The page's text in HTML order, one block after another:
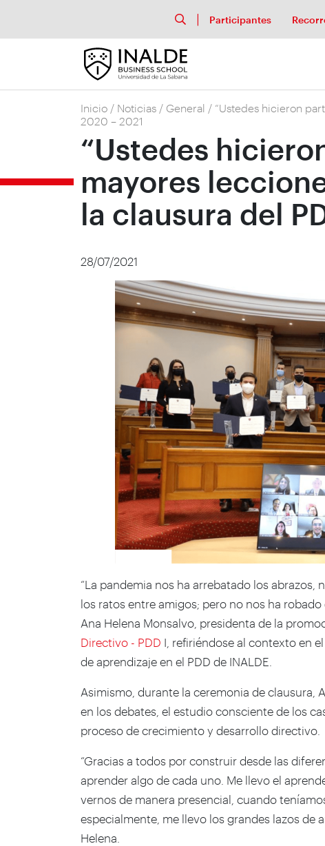
Participantes
Inicio / Noticias / General / “Ustedes hicieron
2020 – 2021
“Ustedes
mayores
la clausura del
28/07/2021
“La pandemia nos ha arrebatado los
los ratos entre amigos; pero no nos ha
Ana Helena Monsalvo, presidenta de la
Directivo - PDD I, refiriéndose al contexto en
de aprendizaje en el PDD de INALDE.
Asimismo, durante la ceremonia de clausura,
en los debates, el estudio consciente de los
proceso de crecimiento y desarrollo directivo.
“Gracias a todos por construir desde las
aprender algo de cada uno. Me llevo el
vernos de manera presencial, cuando
especialmente, me llevo los grandes lazos de
Helena.